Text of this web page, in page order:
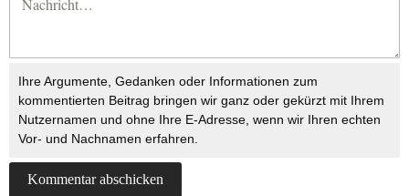
Ihre Argumente, Gedanken oder Informationen zum
kommentierten Beitrag bringen wir ganz oder gekürzt mit Ihrem
Nutzernamen und ohne Ihre E-Adresse, wenn wir Ihren echten
Vor- und Nachnamen erfahren.